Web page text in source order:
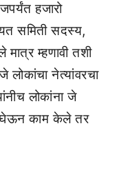
हजारो
समिती सदस्य,
म्हणावी तशी
लोकांचा नेत्यांवरचा
लोकांना जे
घेऊन काम केले तर